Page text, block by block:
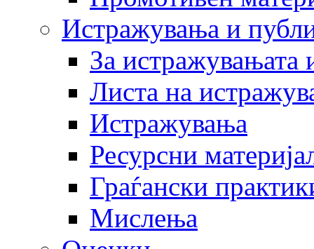
Истражувања и
За истражувањата
Листа на
Истражувања
Ресурсни
Граѓански
Мислења